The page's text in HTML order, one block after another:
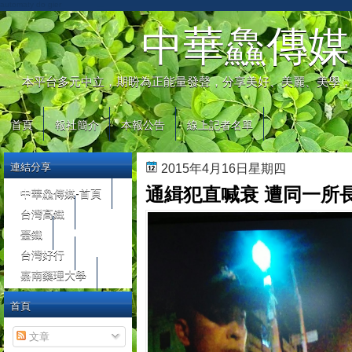
中華鱻傳媒
本平台多元中立，期盼為正能量發聲，分享美好、美麗、美學
首頁 報社簡介 本報公告 線上記者名單
2015年4月16日星期四
通緝犯直喊衰 遭同一所
連結分享
中華鱻傳媒-首頁
台灣高鐵
臺鐵
台灣好行
嘉南藥理大學
首頁
文章